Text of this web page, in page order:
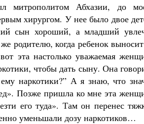
митрополитом Абхазии, до
хирургом. У нее было двое
сын хороший, а младший
родителю, когда ребенок
эта настолько уважаемая
чтобы дать сыну. Она
наркотики?” А я знаю, что
Позже пришла ко мне эта
его туда». Там он перенес
уменьшали дозу наркотиков…